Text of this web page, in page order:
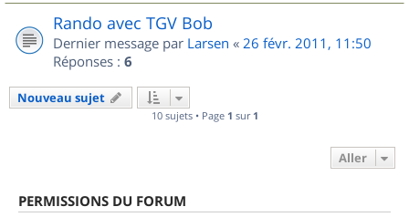
Rando avec TGV Bob
Dernier message par Larsen « 26 févr. 2011, 11:50
Réponses : 6
Nouveau sujet
10 sujets • Page 1 sur 1
Aller
PERMISSIONS DU FORUM